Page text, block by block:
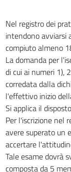
18
19
20
20 bis
21
22
23
24
Nel registro dei
intendono avviarsi
compiuto almeno
La domanda per
di cui ai numeri 1),
corredata dalla
l'effettivo inizio
Si applica il
Per l'iscrizione nel
avere superato un
accertare
Tale esame dovrà
composta da 5